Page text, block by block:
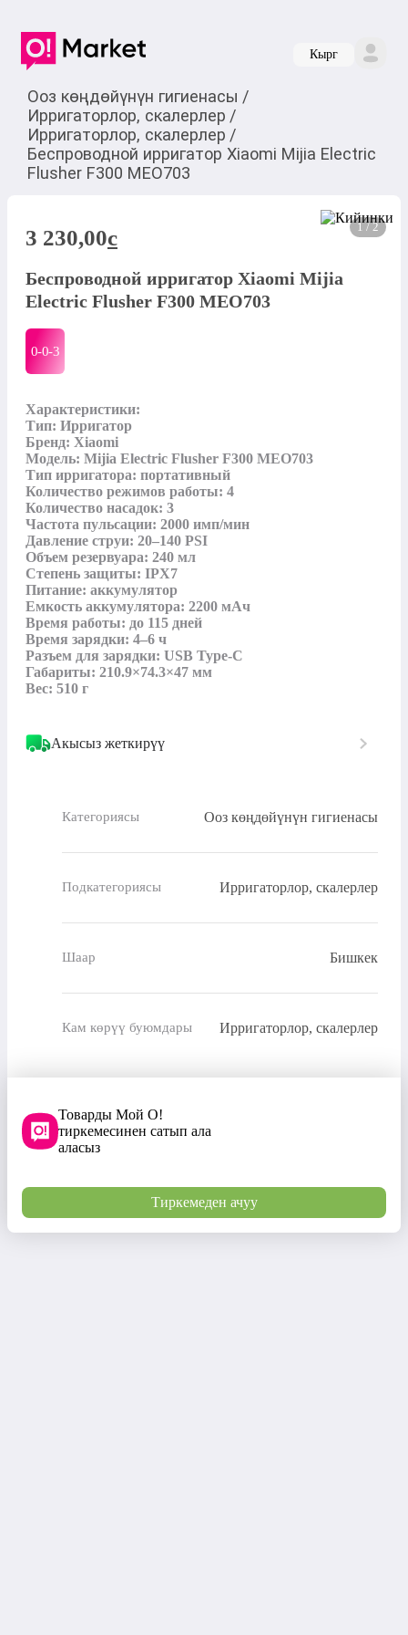
Кырг
Ооз көңдөйүнүн гигиенасы /
Ирригаторлор, скалерлер /
Ирригаторлор, скалерлер /
Беспроводной ирригатор Xiaomi Mijia Electric
Flusher F300 MEO703
1 / 2
3 230,00c
Беспроводной ирригатор Xiaomi Mijia
Electric Flusher F300 MEO703
0-0-3
Характеристики:
Тип: Ирригатор
Бренд: Xiaomi
Модель: Mijia Electric Flusher F300 MEO703
Тип ирригатора: портативный
Количество режимов работы: 4
Количество насадок: 3
Частота пульсации: 2000 имп/мин
Давление струи: 20–140 PSI
Объем резервуара: 240 мл
Степень защиты: IPX7
Питание: аккумулятор
Емкость аккумулятора: 2200 мАч
Время работы: до 115 дней
Время зарядки: 4–6 ч
Разъем для зарядки: USB Type-C
Габариты: 210.9×74.3×47 мм
Вес: 510 г
Акысыз жеткирүү
Категориясы Ооз көңдөйүнүн гигиенасы
Подкатегориясы Ирригаторлор, скалерлер
Шаар Бишкек
Кам көрүү буюмдары Ирригаторлор, скалерлер
Товарды Мой О!
тиркемесинен сатып ала
аласыз
Тиркемеден ачуу